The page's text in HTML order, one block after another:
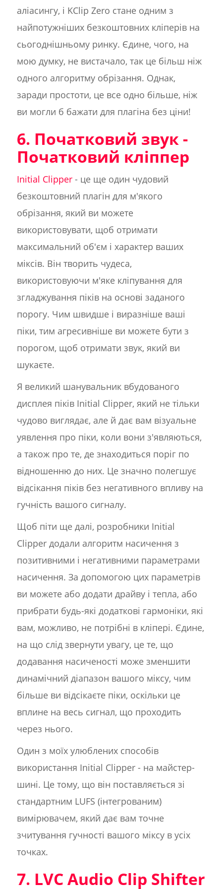
аліасингу, і KClip Zero стане одним з
найпотужніших безкоштовних кліперів на
сьогоднішньому ринку. Єдине, чого, на
мою думку, не вистачало, так це більш ніж
одного алгоритму обрізання. Однак,
заради простоти, це все одно більше, ніж
ви могли б бажати для плагіна без ціни!
6. Початковий звук -
Початковий кліппер
Initial Clipper- це ще один чудовий
безкоштовний плагін для м'якого
обрізання, який ви можете
використовувати, щоб отримати
максимальний об'єм і характер ваших
міксів. Він творить чудеса,
використовуючи м'яке кліпування для
згладжування піків на основі заданого
порогу. Чим швидше і виразніше ваші
піки, тим агресивніше ви можете бути з
порогом, щоб отримати звук, який ви
шукаєте.
Я великий шанувальник вбудованого
дисплея піків Initial Clipper, який не тільки
чудово виглядає, але й дає вам візуальне
уявлення про піки, коли вони з'являються,
а також про те, де знаходиться поріг по
відношенню до них. Це значно полегшує
відсікання піків без негативного впливу на
гучність вашого сигналу.
Щоб піти ще далі, розробники Initial
Clipper додали алгоритм насичення з
позитивними і негативними параметрами
насичення. За допомогою цих параметрів
ви можете або додати драйву і тепла, або
прибрати будь-які додаткові гармоніки, які
вам, можливо, не потрібні в кліпері. Єдине,
на що слід звернути увагу, це те, що
додавання насиченості може зменшити
динамічний діапазон вашого міксу, чим
більше ви відсікаєте піки, оскільки це
вплине на весь сигнал, що проходить
через нього.
Один з моїх улюблених способів
використання Initial Clipper - на майстер-
шині. Це тому, що він поставляється зі
стандартним LUFS (інтегрованим)
вимірювачем, який дає вам точне
зчитування гучності вашого міксу в усіх
точках.
7. LVC Audio Clip Shifter